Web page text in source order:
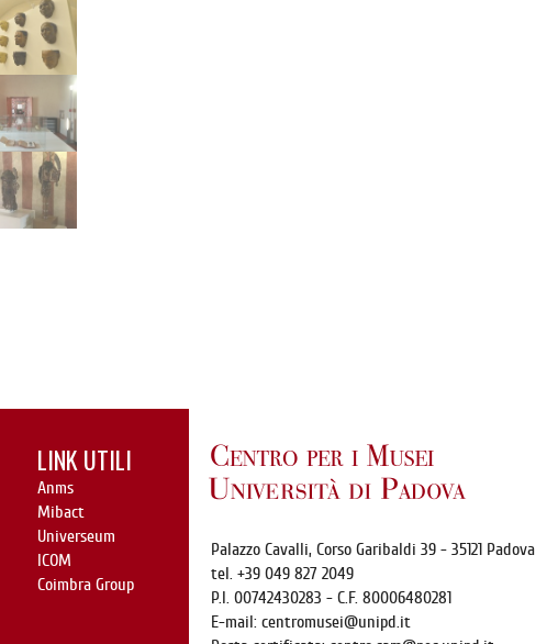
LINK UTILI
Anms
Mibact
Universeum
ICOM
Coimbra Group
Palazzo Cavalli, Corso Garibaldi 39 - 35121 Padova
tel. +39 049 827 2049
P.I. 00742430283 - C.F. 80006480281
E-mail: centromusei@unipd.it